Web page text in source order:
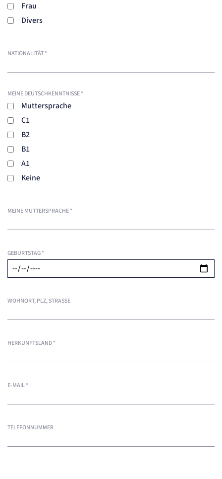
Frau
Divers
NATIONALITÄT*
MEINE DEUTSCHKENNTNISSE*
Muttersprache
C1
B2
B1
A1
Keine
MEINE MUTTERSPRACHE*
GEBURTSTAG*
WOHNORT, PLZ, STRASSE
HERKUNFTSLAND*
E-MAIL*
TELEFONNUMMER